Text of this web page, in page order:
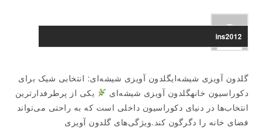
ins2012
گلدون آویزی شیشه‌ایگلدون آویزی شیشه‌ای: انتخابی شیک برای
دکوراسیون خانهگلدون آویزی شیشه‌ای
یکی از پرطرفدارترین
انتخاب‌ها در دنیای دکوراسیون داخلی است که به راحتی می‌تواند
فضای خانه را دگرگون کند.ویژگی‌های گلدون آویزی